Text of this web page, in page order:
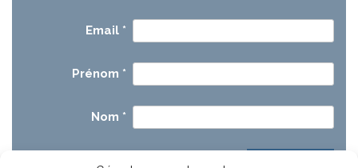
Email *
Prénom *
Nom *